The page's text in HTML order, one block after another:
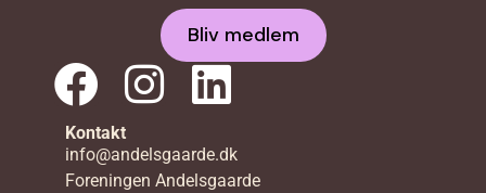
Bliv medlem
Kontakt
info@andelsgaarde.dk
Foreningen Andelsgaarde